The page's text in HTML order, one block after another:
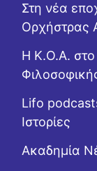
Στη νέα
Ορχήστρας
Η Κ.Ο.Α.
Lifo
Ιστορίες
Ακαδημία